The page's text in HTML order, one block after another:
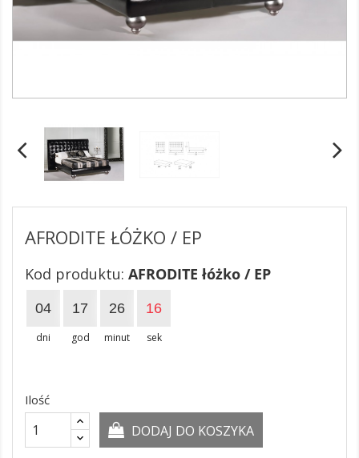
AFRODITE ŁÓŻKO / EP
Kod produktu: AFRODITE łóżko / EP
04
dni
17
god
26
minut
16
sek
Ilość
DODAJ DO KOSZYKA